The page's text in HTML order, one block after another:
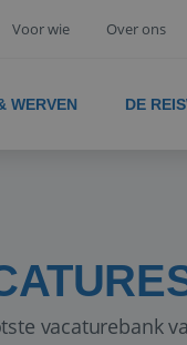
Voor wie Over ons
WERVEN DE
vacaturebank